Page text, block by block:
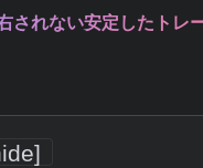
されない安定したトレ
]